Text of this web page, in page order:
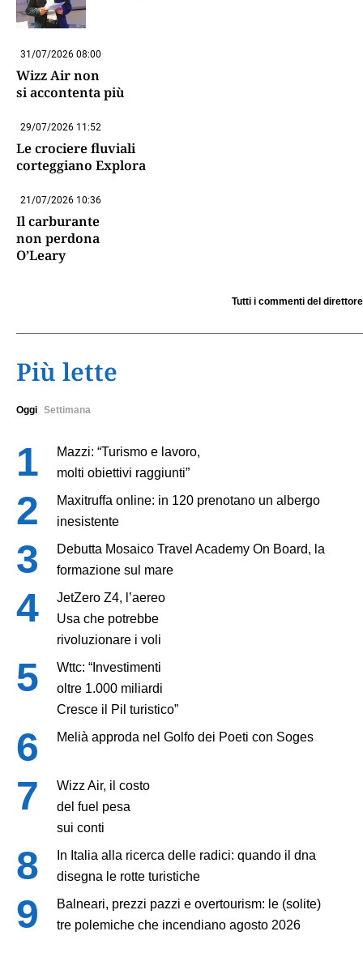
31/07/2026 08:00
Wizz Air non
si accontenta più
29/07/2026 11:52
Le crociere fluviali
corteggiano Explora
21/07/2026 10:36
Il carburante
non perdona
O’Leary
Tutti i commenti del direttore
Più lette
Oggi Settimana
Mazzi: “Turismo e lavoro,
molti obiettivi raggiunti”
Maxitruffa online: in 120 prenotano un albergo
inesistente
Debutta Mosaico Travel Academy On Board, la
formazione sul mare
JetZero Z4, l’aereo
Usa che potrebbe
rivoluzionare i voli
Wttc: “Investimenti
oltre 1.000 miliardi
Cresce il Pil turistico”
Melià approda nel Golfo dei Poeti con Soges
Wizz Air, il costo
del fuel pesa
sui conti
In Italia alla ricerca delle radici: quando il dna
disegna le rotte turistiche
Balneari, prezzi pazzi e overtourism: le (solite)
tre polemiche che incendiano agosto 2026